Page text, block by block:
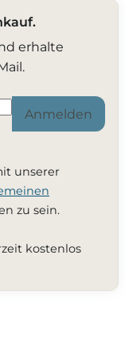
erhalte
Anmelden
unserer
zu sein.
kostenlos